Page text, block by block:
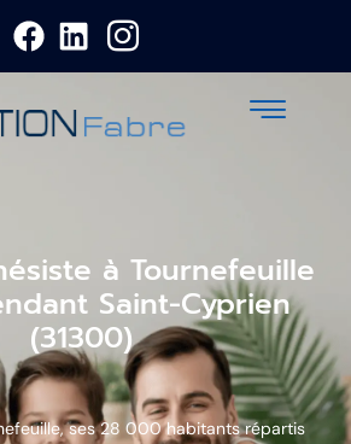
à Tournefeuille
Saint-Cyprien
(31300)
ses 28 000 habitants répartis